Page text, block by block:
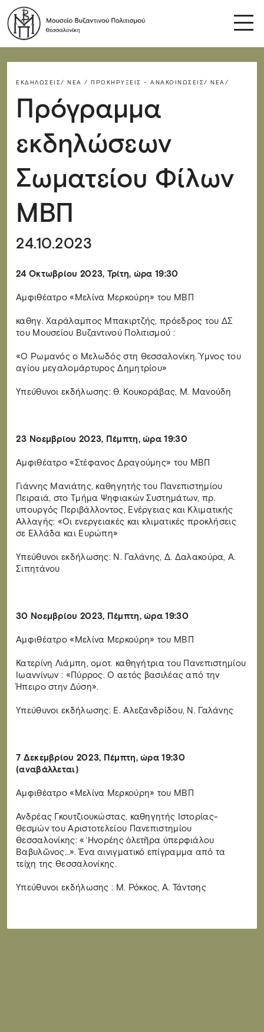
ΕΚΔΗΛΏΣΕΙΣ/ ΝΈΑ / ΠΡΟΚΗΡΎΞΕΙΣ - ΑΝΑΚΟΙΝΏΣΕΙΣ/ ΝΈΑ/
Πρόγραμμα
εκδηλώσεων
Σωματείου Φίλων
ΜΒΠ
24.10.2023
24 Οκτωβρίου 2023, Τρίτη, ώρα 19:30
Αμφιθέατρο «Μελίνα Μερκούρη» του ΜΒΠ
καθηγ. Χαράλαμπος Μπακιρτζής, πρόεδρος του ΔΣ
του Μουσείου Βυζαντινού Πολιτισμού :
«Ο Ρωμανός ο Μελωδός στη Θεσσαλονίκη. Ύμνος του
αγίου μεγαλομάρτυρος Δημητρίου»
Υπεύθυνοι εκδήλωσης: Θ. Κουκοράβας, Μ. Μανούδη
23 Νοεμβρίου 2023, Πέμπτη, ώρα 19:30
Αμφιθέατρο «Στέφανος Δραγούμης» του ΜΒΠ
Γιάννης Μανιάτης, καθηγητής του Πανεπιστημίου
Πειραιά, στο Τμήμα Ψηφιακών Συστημάτων, πρ.
υπουργός Περιβάλλοντος, Ενέργειας και Κλιματικής
Αλλαγής: «Οι ενεργειακές και κλιματικές προκλήσεις
σε Ελλάδα και Ευρώπη»
Υπεύθυνοι εκδήλωσης: Ν. Γαλάνης, Δ. Δαλακούρα, Α.
Σιπητάνου
30 Νοεμβρίου 2023, Πέμπτη, ώρα 19:30
Αμφιθέατρο «Μελίνα Μερκούρη» του ΜΒΠ
Κατερίνη Λιάμπη, ομοτ. καθηγήτρια του Πανεπιστημίου
Ιωαννίνων : «Πύρρος. Ο αετός βασιλέας από την
Ήπειρο στην Δύση».
Υπεύθυνοι εκδήλωσης: Ε. Αλεξανδρίδου, Ν. Γαλάνης
7 Δεκεμβρίου 2023, Πέμπτη, ώρα 19:30
(αναβάλλεται)
Αμφιθέατρο «Μελίνα Μερκούρη» του ΜΒΠ
Ανδρέας Γκουτζιουκώστας, καθηγητής Ιστορίας-
Θεσμών του Αριστοτελείου Πανεπιστημίου
Θεσσαλονίκης: «᾿Ηνορέης ὀλετῆρα ὑπερφιάλου
Βαβυλῶνος…». Ένα αινιγματικό επίγραμμα από τα
τείχη της Θεσσαλονίκης.
Υπεύθυνοι εκδήλωσης : Μ. Ρόκκος, Α. Τάντσης